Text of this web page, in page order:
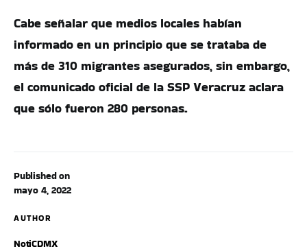
Published on
mayo 4, 2022
AUTHOR
NotiCDMX
Cabe señalar que medios locales habían
informado en un principio que se trataba de
más de 310 migrantes asegurados, sin embargo,
el comunicado oficial de la SSP Veracruz aclara
que sólo fueron 280 personas.